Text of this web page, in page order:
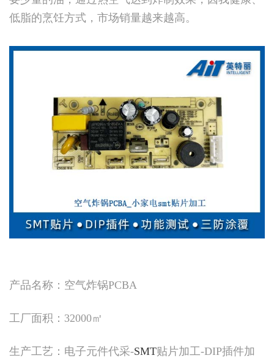
低脂的烹饪方式，市场销量越来越高。
产品名称：空气炸锅PCBA
工厂面积：32000㎡
生产工艺：电子元件代采-SMT贴片加工-DIP插件加